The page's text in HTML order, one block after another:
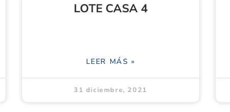
LOTE CASA 4
LEER MÁS »
31 diciembre, 2021